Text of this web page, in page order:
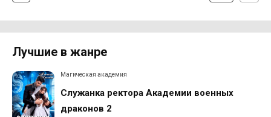
Лучшие в жанре
Магическая академия
Служанка ректора Академии военных
драконов 2